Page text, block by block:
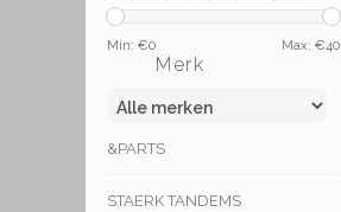
Min: €0 Max: €40
Merk
&PARTS
STAERK TANDEMS